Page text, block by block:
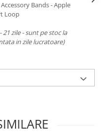
Bands - Apple
Loop
zile - sunt pe stoc la
in zile lucratoare)